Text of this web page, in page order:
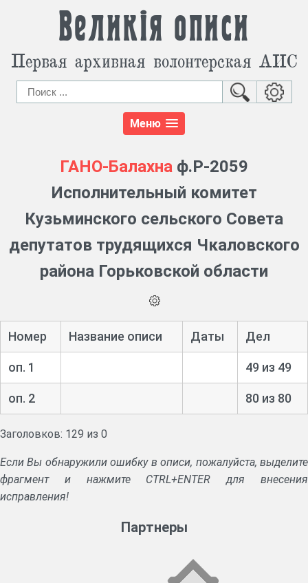
Великія описи
Первая архивная волонтерская АИС
Меню
ГАНО-Балахна ф.Р-2059
Исполнительный комитет
Кузьминского сельского Совета
депутатов трудящихся Чкаловского
района Горьковской области
Номер Название описи Даты Дел
оп. 1 49 из 49
оп. 2 80 из 80
Заголовков: 129 из 0
Если Вы обнаружили ошибку в описи, пожалуйста, выделите
фрагмент и нажмите CTRL+ENTER для внесения
исправления!
Партнеры